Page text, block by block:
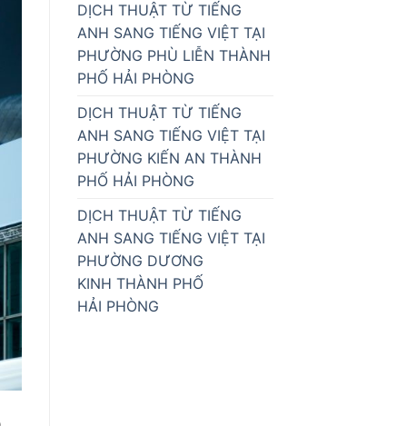
DỊCH THUẬT TỪ TIẾNG
ANH SANG TIẾNG VIỆT TẠI
PHƯỜNG PHÙ LIỄN THÀNH
PHỐ HẢI PHÒNG
DỊCH THUẬT TỪ TIẾNG
ANH SANG TIẾNG VIỆT TẠI
PHƯỜNG KIẾN AN THÀNH
PHỐ HẢI PHÒNG
DỊCH THUẬT TỪ TIẾNG
ANH SANG TIẾNG VIỆT TẠI
PHƯỜNG DƯƠNG
KINH THÀNH PHỐ
HẢI PHÒNG